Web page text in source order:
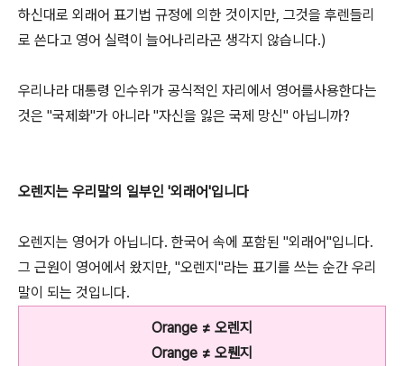
하신대로 외래어 표기법 규정에 의한 것이지만, 그것을 후렌들리
로 쓴다고 영어 실력이 늘어나리라곤 생각지 않습니다.)
우리나라 대통령 인수위가 공식적인 자리에서 영어를사용한다는
것은 "국제화"가 아니라 "자신을 잃은 국제 망신" 아닙니까?
오렌지는 우리말의 일부인 '외래어'입니다
오렌지는 영어가 아닙니다. 한국어 속에 포함된 "외래어"입니다.
그 근원이 영어에서 왔지만, "오렌지"라는 표기를 쓰는 순간 우리
말이 되는 것입니다.
Orange ≠ 오렌지
Orange ≠ 오뤤지